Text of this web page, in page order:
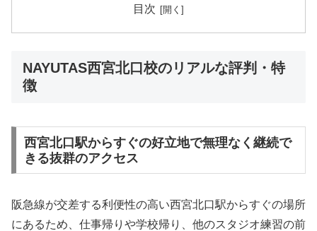
目次
NAYUTAS西宮北口校のリアルな評判・特
徴
西宮北口駅からすぐの好立地で無理なく継続で
きる抜群のアクセス
阪急線が交差する利便性の高い西宮北口駅からすぐの場所
にあるため、仕事帰りや学校帰り、他のスタジオ練習の前